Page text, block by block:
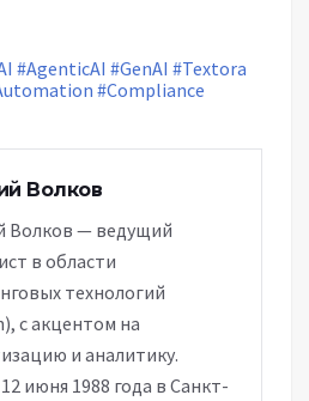
#AgenticAI #GenAI #Textora
#Compliance
Волков
Волков — ведущий
в области
технологий
с акцентом на
и аналитику.
июня 1988 года в Санкт-